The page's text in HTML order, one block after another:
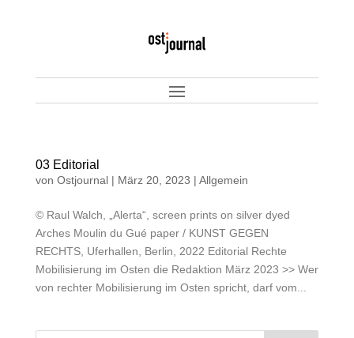
03 Editorial
von Ostjournal| März 20, 2023 | Allgemein
© Raul Walch, „Alerta“, screen prints on silver dyed
Arches Moulin du Gué paper / KUNST GEGEN
RECHTS, Uferhallen, Berlin, 2022 Editorial Rechte
Mobilisierung im Osten die Redaktion März 2023 >> Wer
von rechter Mobilisierung im Osten spricht, darf vom...